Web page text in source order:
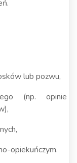
lub pozwu,
(np. opinie
opiekuńczym.